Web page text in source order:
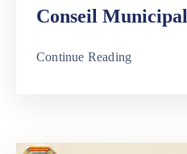
Conseil Municipal
Continue Reading